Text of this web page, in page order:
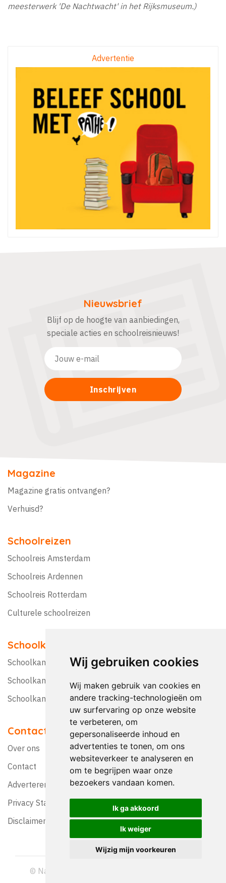
Wij gebruiken cookies
Wij maken gebruik van cookies en
andere tracking-technologieën om
uw surfervaring op onze website
te verbeteren, om
gepersonaliseerde inhoud en
advertenties te tonen, om ons
websiteverkeer te analyseren en
om te begrijpen waar onze
bezoekers vandaan komen.
Ik ga akkoord
Ik weiger
Wijzig mijn voorkeuren
meesterwerk 'De Nachtwacht' in het Rijksmuseum.)
Advertentie
Nieuwsbrief
Blijf op de hoogte van aanbiedingen,
speciale acties en schoolreisnieuws!
Magazine
Magazine gratis ontvangen?
Verhuisd?
Schoolreizen
Schoolreis Amsterdam
Schoolreis Ardennen
Schoolreis Rotterdam
Culturele schoolreizen
Schoolkampen
Schoolkamp Nederland
Schoolkamp België
Schoolkamptips
Contact
Over ons
Contact
Adverteren?
Privacy Statement
Disclaimer
© Nationaal Schoolreis Magazine 1992-2026